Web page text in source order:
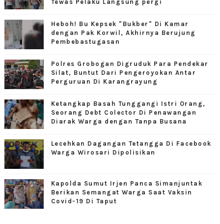
Tewas Pelaku Langsung pergi
Heboh! Bu Kepsek "Bukber" Di Kamar
dengan Pak Korwil, Akhirnya Berujung
Pembebastugasan
Polres Grobogan Digruduk Para Pendekar
Silat, Buntut Dari Pengeroyokan Antar
Perguruan Di Karangrayung
Ketangkap Basah Tunggangi Istri Orang,
Seorang Debt Colector Di Penawangan
Diarak Warga dengan Tanpa Busana
Lecehkan Dagangan Tetangga Di Facebook
Warga Wirosari Dipolisikan
Kapolda Sumut Irjen Panca Simanjuntak
Berikan Semangat Warga Saat Vaksin
Covid-19 Di Taput